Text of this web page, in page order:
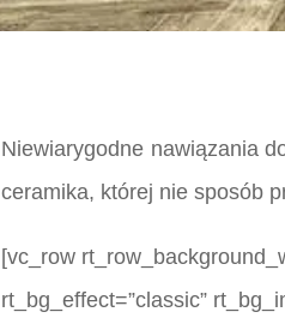
Niewiarygodne nawiązania
ceramika, której nie sposób
[vc_row
rt_bg_effect=”classic”